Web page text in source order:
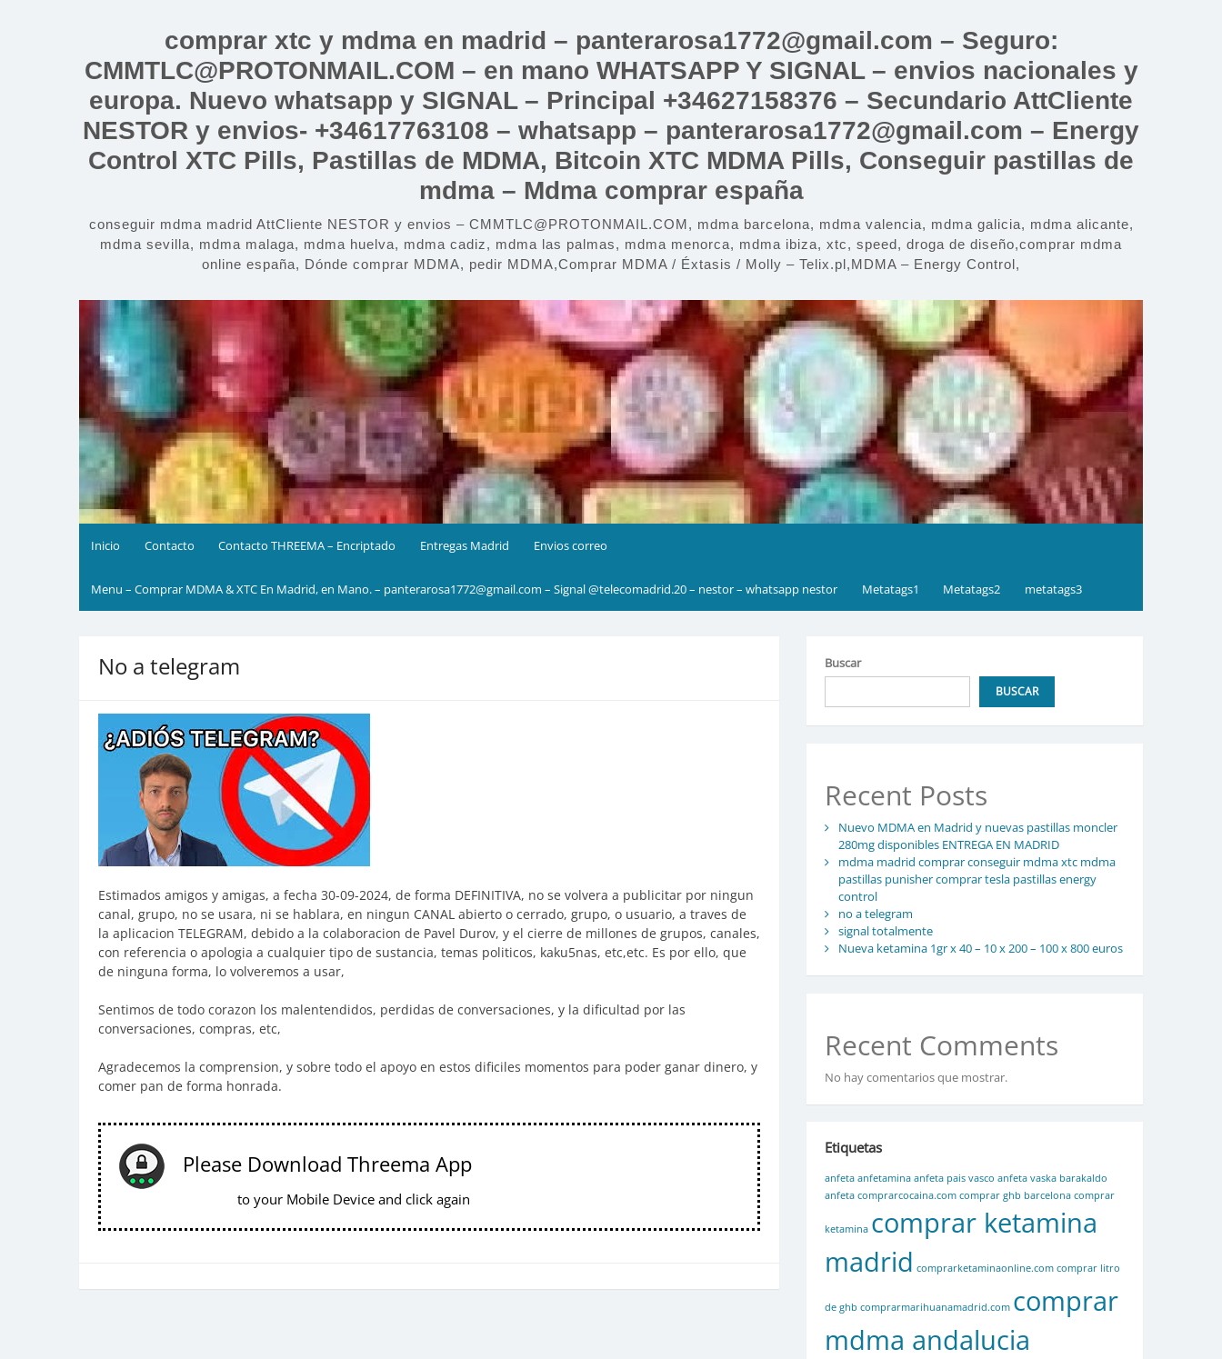
comprar xtc y mdma en madrid – panterarosa1772@gmail.com – Seguro:
CMMTLC@PROTONMAIL.COM – en mano WHATSAPP Y SIGNAL – envios nacionales y
europa. Nuevo whatsapp y SIGNAL – Principal +34627158376 – Secundario AttCliente
NESTOR y envios- +34617763108 – whatsapp – panterarosa1772@gmail.com – Energy
Control XTC Pills, Pastillas de MDMA, Bitcoin XTC MDMA Pills, Conseguir pastillas de
mdma – Mdma comprar españa
conseguir mdma madrid AttCliente NESTOR y envios – CMMTLC@PROTONMAIL.COM, mdma barcelona, mdma valencia, mdma galicia, mdma alicante,
mdma sevilla, mdma malaga, mdma huelva, mdma cadiz, mdma las palmas, mdma menorca, mdma ibiza, xtc, speed, droga de diseño,comprar mdma
online españa, Dónde comprar MDMA, pedir MDMA,Comprar MDMA / Éxtasis / Molly – Telix.pl,MDMA – Energy Control,
Inicio Contacto Contacto THREEMA – Encriptado Entregas Madrid Envios correo
Menu – Comprar MDMA & XTC En Madrid, en Mano. – panterarosa1772@gmail.com – Signal @telecomadrid.20 – nestor – whatsapp nestor Metatags1 Metatags2 metatags3
No a telegram
Estimados amigos y amigas, a fecha 30-09-2024, de forma DEFINITIVA, no se volvera a publicitar por ningun
canal, grupo, no se usara, ni se hablara, en ningun CANAL abierto o cerrado, grupo, o usuario, a traves de
la aplicacion TELEGRAM, debido a la colaboracion de Pavel Durov, y el cierre de millones de grupos, canales,
con referencia o apologia a cualquier tipo de sustancia, temas politicos, kaku5nas, etc,etc. Es por ello, que
de ninguna forma, lo volveremos a usar,
Sentimos de todo corazon los malentendidos, perdidas de conversaciones, y la dificultad por las
conversaciones, compras, etc,
Agradecemos la comprension, y sobre todo el apoyo en estos dificiles momentos para poder ganar dinero, y
comer pan de forma honrada.
Please Download Threema App
to your Mobile Device and click again
Buscar
BUSCAR
Recent Posts
Nuevo MDMA en Madrid y nuevas pastillas moncler
280mg disponibles ENTREGA EN MADRID
mdma madrid comprar conseguir mdma xtc mdma
pastillas punisher comprar tesla pastillas energy
control
no a telegram
signal totalmente
Nueva ketamina 1gr x 40 – 10 x 200 – 100 x 800 euros
Recent Comments
No hay comentarios que mostrar.
Etiquetas
anfeta anfetamina anfeta pais vasco anfeta vaska barakaldo
anfeta comprarcocaina.com comprar ghb barcelona comprar
ketamina comprar ketamina
madrid comprarketaminaonline.com comprar litro
de ghb comprarmarihuanamadrid.com comprar
mdma andalucia